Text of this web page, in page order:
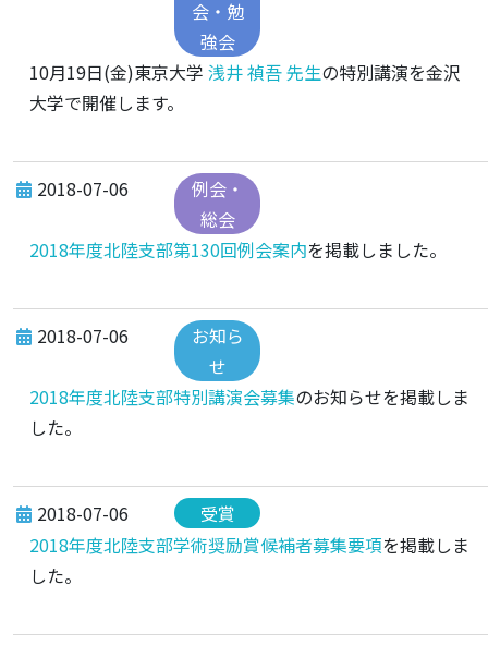
会・勉
強会
10月19日(金)東京大学 浅井 禎吾 先生の特別講演を金沢
大学で開催します。
2018-07-06
例会・
総会
2018年度北陸支部第130回例会案内を掲載しました。
2018-07-06
お知ら
せ
2018年度北陸支部特別講演会募集のお知らせを掲載しま
した。
2018-07-06
受賞
2018年度北陸支部学術奨励賞候補者募集要項を掲載しま
した。